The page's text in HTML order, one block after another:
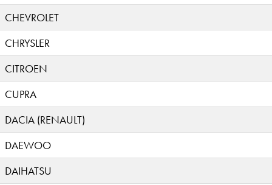
CHEVROLET
CHRYSLER
CITROEN
CUPRA
DACIA (RENAULT)
DAEWOO
DAIHATSU